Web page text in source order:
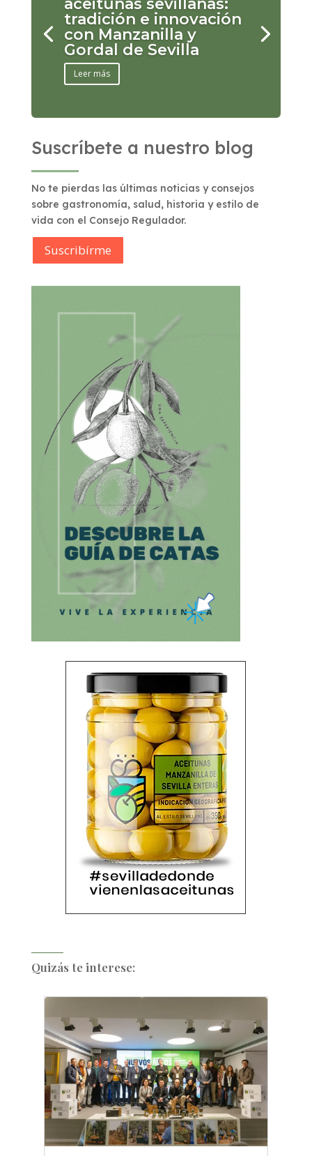
aceitunas sevillanas:
tradición e innovación
con Manzanilla y
Gordal de Sevilla
Leer más
Suscríbete a nuestro blog
No te pierdas las últimas noticias y consejos
sobre gastronomía, salud, historia y estilo de
vida con el Consejo Regulador.
Suscribírme
Quizás te interese: